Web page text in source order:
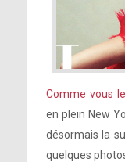
Comme vous
en plein New
désormais la
quelques